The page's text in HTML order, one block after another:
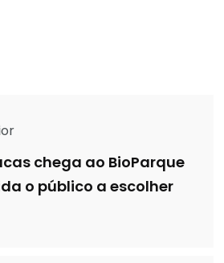
chega ao BioParque
o público a escolher